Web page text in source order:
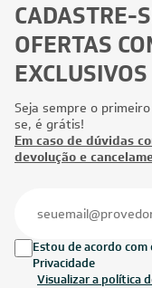
CADASTRE-
OFERTAS
EXCLUSIVOS
Seja sempre o
se, é grátis!
Em caso de dúvidas
devolução e
Estou de acordo com
Privacidade
Visualizar a política